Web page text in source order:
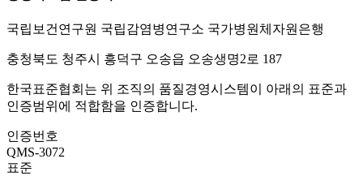
국립보건연구원 국립감염병연구소 국가병원체자원은행
충청북도 청주시 흥덕구 오송읍 오송생명2로 187
한국표준협회는 위 조직의 품질경영시스템이 아래의 표준과
인증범위에 적합함을 인증합니다.
인증번호
QMS-3072
표준